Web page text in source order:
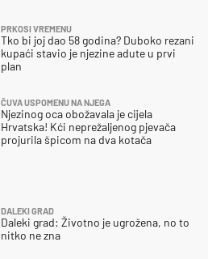
PRKOSI VREMENU
Tko bi joj dao 58 godina? Duboko rezani
kupaći stavio je njezine adute u prvi
plan
ČUVA USPOMENU NA NJEGA
Njezinog oca obožavala je cijela
Hrvatska! Kći neprežaljenog pjevača
projurila špicom na dva kotača
DALEKI GRAD
Daleki grad: Životno je ugrožena, no to
nitko ne zna